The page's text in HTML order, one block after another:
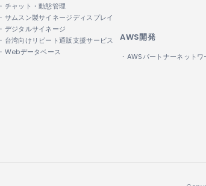
・チャット・動態管理
・サムスン製サイネージディスプレイ
・デジタルサイネージ
・台湾向けリピート通販支援サービス
・Webデータベース
AWS開発
・AWSパートナーネットワ